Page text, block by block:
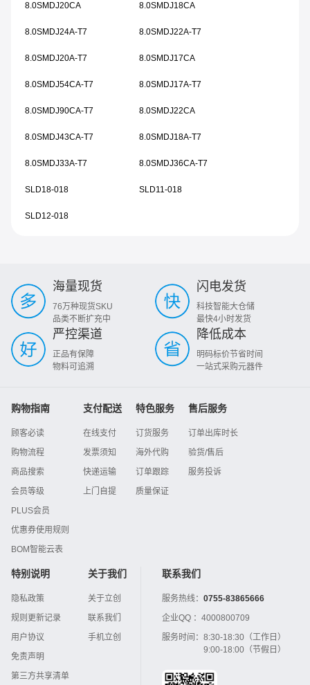
8.0SMDJ20CA 8.0SMDJ18CA
8.0SMDJ24A-T7 8.0SMDJ22A-T7
8.0SMDJ20A-T7 8.0SMDJ17CA
8.0SMDJ54CA-T7 8.0SMDJ17A-T7
8.0SMDJ90CA-T7 8.0SMDJ22CA
8.0SMDJ43CA-T7 8.0SMDJ18A-T7
8.0SMDJ33A-T7 8.0SMDJ36CA-T7
SLD18-018 SLD11-018
SLD12-018
海量现货
76万种现货SKU
品类不断扩充中
闪电发货
科技智能大仓储
最快4小时发货
严控渠道
正品有保障
物料可追溯
降低成本
明码标价节省时间
一站式采购元器件
购物指南
顾客必读
购物流程
商品搜索
会员等级
PLUS会员
优惠券使用规则
BOM智能云表
支付配送
在线支付
发票须知
快递运输
上门自提
特色服务
订货服务
海外代购
订单跟踪
质量保证
售后服务
订单出库时长
验货/售后
服务投诉
特别说明
隐私政策
规则更新记录
用户协议
免责声明
第三方共享清单
关于我们
关于立创
联系我们
手机立创
联系我们
服务热线： 0755-83865666
企业QQ ： 4000800709
服务时间： 8:30-18:30（工作日）
9:00-18:00（节假日）